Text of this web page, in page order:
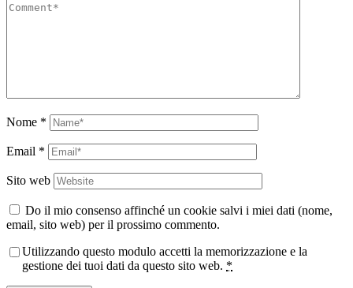
Nome *
Email *
Sito web
Do il mio consenso affinché un cookie salvi i miei dati (nome,
email, sito web) per il prossimo commento.
Utilizzando questo modulo accetti la memorizzazione e la
gestione dei tuoi dati da questo sito web. *